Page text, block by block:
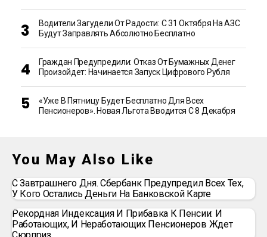
Водители Загудели От Радости: С 31 Октября На АЗС
Будут Заправлять Абсолютно Бесплатно
Граждан Предупредили: Отказ От Бумажных Денег
Произойдет: Начинается Запуск Цифрового Рубля
«Уже В Пятницу Будет Бесплатно Для Всех
Пенсионеров». Новая Льгота Вводится С 8 Декабря
You May Also Like
С Завтрашнего Дня. Сбербанк Предупредил Всех Тех,
У Кого Остались Деньги На Банковской Карте
Рекордная Индексация И Прибавка К Пенсии: И
Работающих, И Неработающих Пенсионеров Ждет